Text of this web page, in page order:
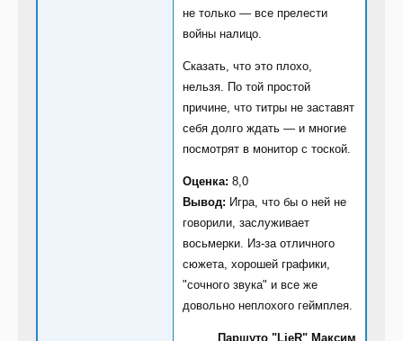
не только — все прелести
войны налицо.
Сказать, что это плохо,
нельзя. По той простой
причине, что титры не заставят
себя долго ждать — и многие
посмотрят в монитор с тоской.
Оценка: 8,0
Вывод: Игра, что бы о ней не
говорили, заслуживает
восьмерки. Из-за отличного
сюжета, хорошей графики,
"сочного звука" и все же
довольно неплохого геймплея.
Паршуто "LieR" Максим